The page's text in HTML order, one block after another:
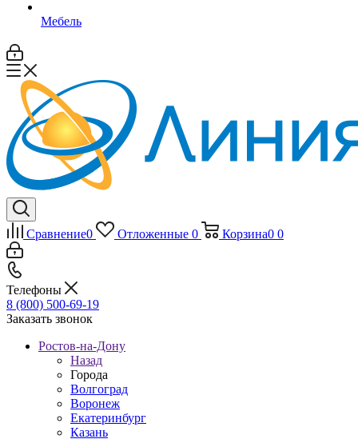
Мебель
Сравнение0 Отложенные 0 Корзина0 0
Телефоны
8 (800) 500-69-19
Заказать звонок
Ростов-на-Дону
Назад
Города
Волгоград
Воронеж
Екатеринбург
Казань